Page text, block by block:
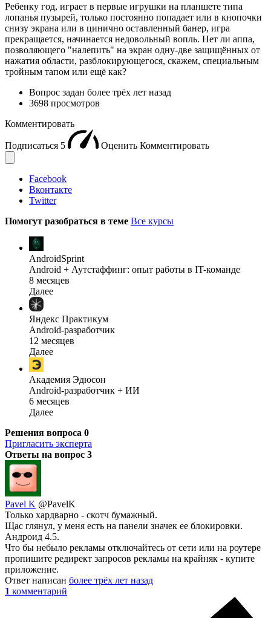
Ребенку год, играет в первые игрушки на планшете типа
лопанья пузырей, только постоянно попадает или в кнопочки
снизу экрана или в цинично оставленный банер, игра
прекращается, начинается недовольный вопль. Нет ли аппа,
позволяющего "налепить" на экран одну-две защищённых от
нажатия области, разблокирующегося, скажем, специальным
тройным тапом или ещё как?
Вопрос задан более трёх лет назад
3698 просмотров
Комментировать
Подписаться 5 Оценить Комментировать
Facebook
Вконтакте
Twitter
Помогут разобраться в теме Все курсы
AndroidSprint
Android + Аутстаффинг: опыт работы в IT-команде
8 месяцев
Далее
Яндекс Практикум
Android-разработчик
12 месяцев
Далее
Академия Эдюсон
Android-разработчик + ИИ
6 месяцев
Далее
Решения вопроса 0
Пригласить эксперта
Ответы на вопрос 3
Pavel K @PavelK
Только хардварно - скотч бумажный.
Щас глянул, у меня есть на панели значек ее блокировки.
Андроид 4.5.
Что бы небыло рекламы отключайтесь от сети или на роутере
пропишите редирект запросов рекламы на крайняк - купите
приложение.
Ответ написан более трёх лет назад
1 комментарий